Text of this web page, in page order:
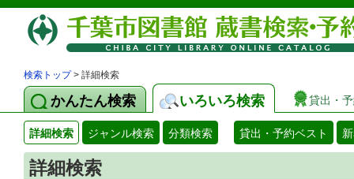
検索トップ> 詳細検索
かんたん検索 いろいろ検索 貸出・
詳細検索 ジャンル検索 分類検索 貸出・予約ベスト
詳細検索